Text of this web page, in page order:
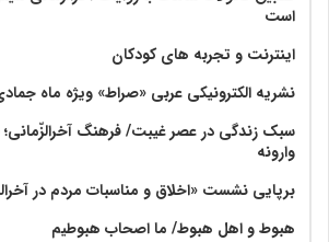
است
اینترنت و تجربه های کودکان
نشریه الکترونیکی عربی «صراط» ویژه ماه
سبک زندگی در عصر غیبت/ فرهنگ
وارونه
برپایی نشست «اخلاق و مناسبات مردم در
هبوط و اهل هبوط/ ما اصحاب هبوطیم